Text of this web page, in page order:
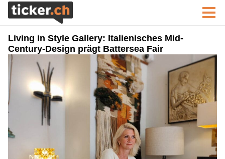
Living in Style Gallery: Italienisches Mid-
Century-Design prägt Battersea Fair